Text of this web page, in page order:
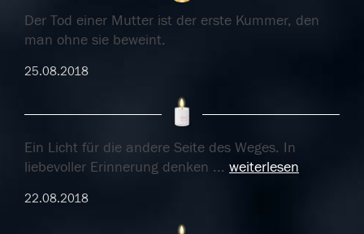
Der Tod einer Mutter ist der erste Kummer, den
man ohne sie beweint.
25.08.2018
Ein Licht für die andere Seite des Weges. In
liebevoller Erinnerung denken ... weiterlesen
22.08.2018